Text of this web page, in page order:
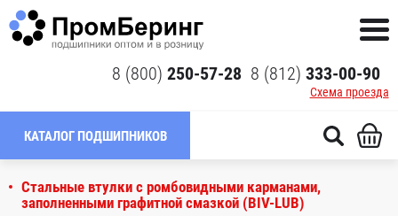
8 (800) 250-57-28 8 (812) 333-00-90
Схема проезда
КАТАЛОГ ПОДШИПНИКОВ
Стальные втулки с ромбовидными карманами,
заполненными графитной смазкой (BIV-LUB)